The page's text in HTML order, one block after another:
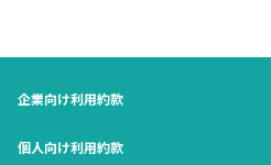
企業向け利用約款
個人向け利用約款